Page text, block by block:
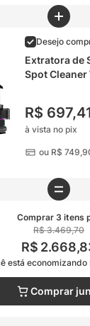
Desejo
Extratora de
Spot Cleaner
R$ 697,
à vista no pix
ou R$ 749
Comprar 3 itens
R$ 3.469,70
R$ 2.668,
está economizando
Comprar